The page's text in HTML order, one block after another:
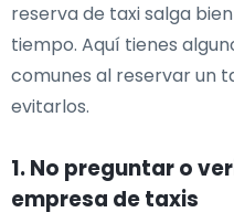
reserva de taxi salga
tiempo. Aquí tienes
comunes al reservar un
evitarlos.
1. No preguntar o
empresa de taxis